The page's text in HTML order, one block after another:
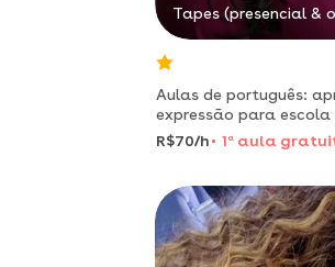
Tapes (presencial &
Aulas de português:
expressão para escola
graduada em
R$70/h 1 a aula